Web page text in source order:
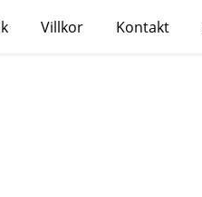
Villkor Kontakt